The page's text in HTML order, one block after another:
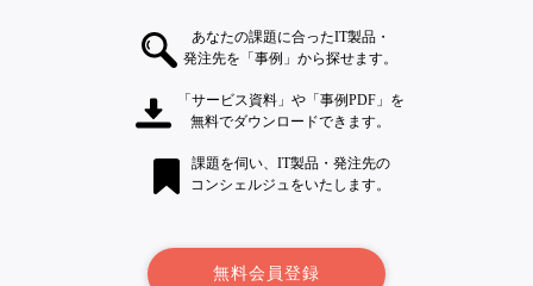
あなたの課題に合ったIT製品・
発注先を「事例」から探せます。
「サービス資料」や「事例PDF」を
無料でダウンロードできます。
課題を伺い、IT製品・発注先の
コンシェルジュをいたします。
無料会員登録